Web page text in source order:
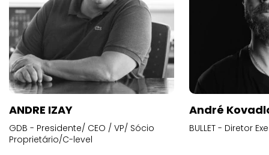
ANDRE IZAY
GDB - Presidente/ CEO / VP/ Sócio
Proprietário/C-level
André
BULLET - Diretor